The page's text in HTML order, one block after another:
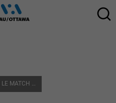
HOCKEY | LE MATCH SPVG C. ANCIENS SÉNATEURS APPROCHE À GRANDS PAS